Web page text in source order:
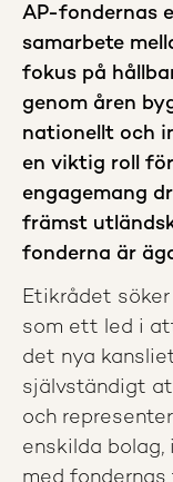
AP-fondernas
samarbete
fokus på
genom åren
nationellt och
en viktig roll
engagemang
främst
fonderna är
Etikrådet
som ett led i
det nya
självständigt
och
enskilda